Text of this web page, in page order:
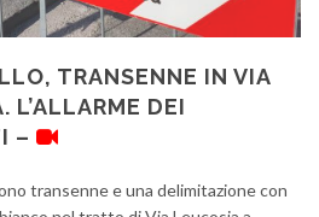
TRANSENNE IN VIA
L’ALLARME DEI
–
transenne e una delimitazione con